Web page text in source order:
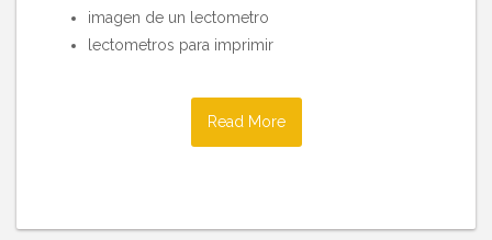
imagen de un lectometro
lectometros para imprimir
Read More